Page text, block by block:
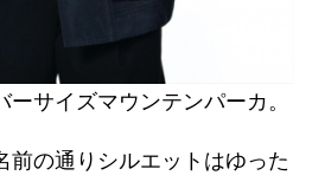
ーサイズマウンテンパーカ。
前の通りシルエットはゆった